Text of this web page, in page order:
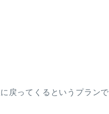
に戻ってくるというプランで